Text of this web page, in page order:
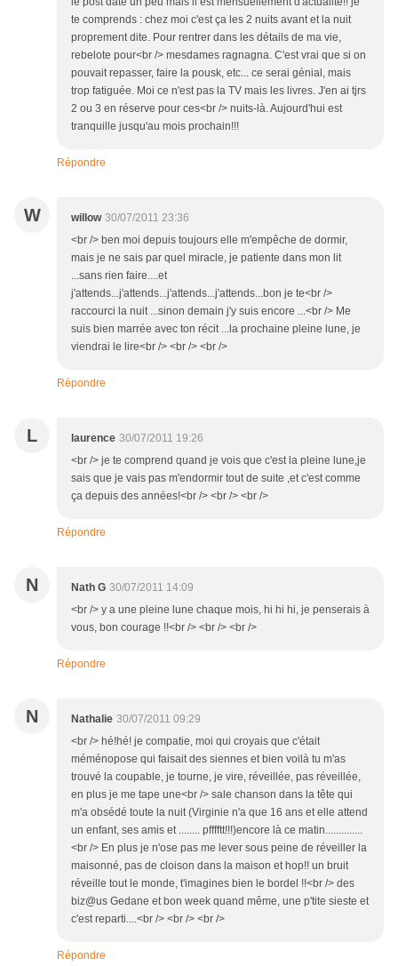
te comprends : chez moi c'est ça les 2 nuits avant et la nuit
proprement dite. Pour rentrer dans les détails de ma vie,
rebelote pour<br /> mesdames ragnagna. C'est vrai que si on
pouvait repasser, faire la pousk, etc... ce serai génial, mais
trop fatiguée. Moi ce n'est pas la TV mais les livres. J'en ai tjrs
2 ou 3 en réserve pour ces<br /> nuits-là. Aujourd'hui est
tranquille jusqu'au mois prochain!!!
Répondre
W willow 30/07/2011 23:36
<br /> ben moi depuis toujours elle m'empêche de dormir,
mais je ne sais par quel miracle, je patiente dans mon lit
...sans rien faire....et
j'attends...j'attends...j'attends...j'attends...bon je te<br />
raccourci la nuit ...sinon demain j'y suis encore ...<br /> Me
suis bien marrée avec ton récit ...la prochaine pleine lune, je
viendrai le lire<br /> <br /> <br />
Répondre
L laurence 30/07/2011 19:26
<br /> je te comprend quand je vois que c'est la pleine lune,je
sais que je vais pas m'endormir tout de suite ,et c'est comme
ça depuis des années!<br /> <br /> <br />
Répondre
N Nath G 30/07/2011 14:09
<br /> y a une pleine lune chaque mois, hi hi hi, je penserais à
vous, bon courage !!<br /> <br /> <br />
Répondre
N Nathalie 30/07/2011 09:29
<br /> hé!hé! je compatie, moi qui croyais que c'était
méménopose qui faisait des siennes et bien voilà tu m'as
trouvé la coupable, je tourne, je vire, réveillée, pas réveillée,
en plus je me tape une<br /> sale chanson dans la tête qui
m'a obsédé toute la nuit (Virginie n'a que 16 ans et elle attend
un enfant, ses amis et ........ pfffftt!!!)encore là ce matin..............
<br /> En plus je n'ose pas me lever sous peine de réveiller la
maisonné, pas de cloison dans la maison et hop!! un bruit
réveille tout le monde, t'imagines bien le bordel !!<br /> des
biz@us Gedane et bon week quand même, une p'tite sieste et
c'est reparti....<br /> <br /> <br />
Répondre